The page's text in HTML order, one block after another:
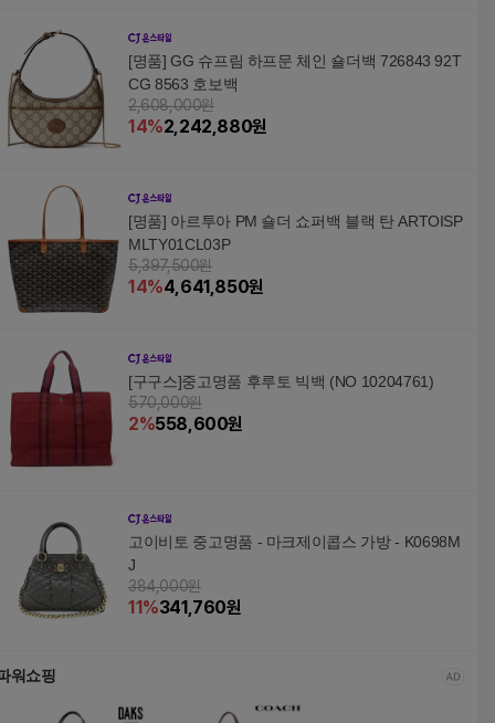
[명품] GG 슈프림 하프문 체인 숄더백 726843 92T
CG 8563 호보백
2,608,000원
14%2,242,880원
[명품] 아르투아 PM 숄더 쇼퍼백 블랙 탄 ARTOISP
MLTY01CL03P
5,397,500원
14%4,641,850원
[구구스]중고명품 후루토 빅백 (NO 10204761)
570,000원
2%558,600원
고이비토 중고명품 - 마크제이콥스 가방 - K0698M
J
384,000원
11%341,760원
워쇼핑